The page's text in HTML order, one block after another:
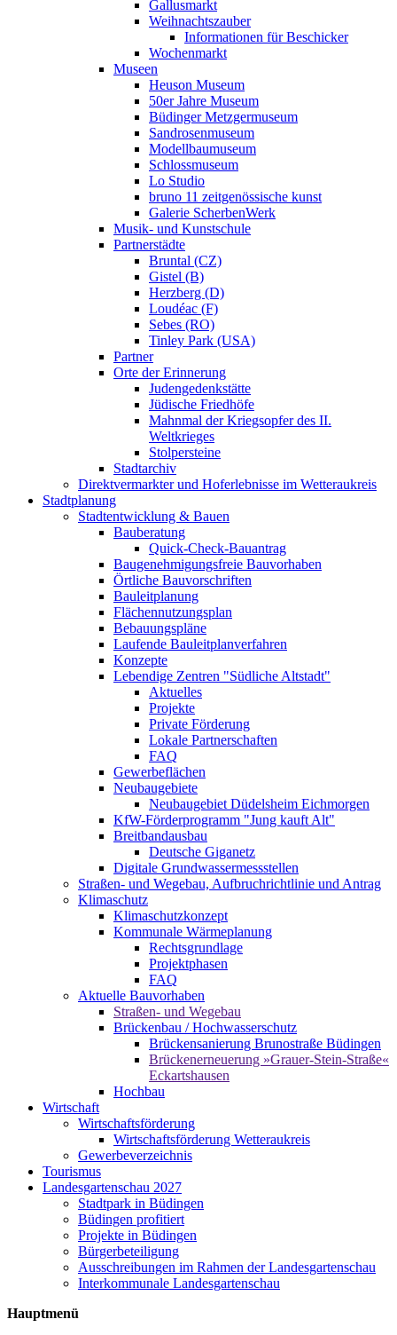
Gallusmarkt
Weihnachtszauber
Informationen für Beschicker
Wochenmarkt
Museen
Heuson Museum
50er Jahre Museum
Büdinger Metzgermuseum
Sandrosenmuseum
Modellbaumuseum
Schlossmuseum
Lo Studio
bruno 11 zeitgenössische kunst
Galerie ScherbenWerk
Musik- und Kunstschule
Partnerstädte
Bruntal (CZ)
Gistel (B)
Herzberg (D)
Loudéac (F)
Sebes (RO)
Tinley Park (USA)
Partner
Orte der Erinnerung
Judengedenkstätte
Jüdische Friedhöfe
Mahnmal der Kriegsopfer des II.
Weltkrieges
Stolpersteine
Stadtarchiv
Direktvermarkter und Hoferlebnisse im Wetteraukreis
Stadtplanung
Stadtentwicklung & Bauen
Bauberatung
Quick-Check-Bauantrag
Baugenehmigungsfreie Bauvorhaben
Örtliche Bauvorschriften
Bauleitplanung
Flächennutzungsplan
Bebauungspläne
Laufende Bauleitplanverfahren
Konzepte
Lebendige Zentren "Südliche Altstadt"
Aktuelles
Projekte
Private Förderung
Lokale Partnerschaften
FAQ
Gewerbeflächen
Neubaugebiete
Neubaugebiet Düdelsheim Eichmorgen
KfW-Förderprogramm "Jung kauft Alt"
Breitbandausbau
Deutsche Giganetz
Digitale Grundwassermessstellen
Straßen- und Wegebau, Aufbruchrichtlinie und Antrag
Klimaschutz
Klimaschutzkonzept
Kommunale Wärmeplanung
Rechtsgrundlage
Projektphasen
FAQ
Aktuelle Bauvorhaben
Straßen- und Wegebau
Brückenbau / Hochwasserschutz
Brückensanierung Brunostraße Büdingen
Brückenerneuerung »Grauer-Stein-Straße«
Eckartshausen
Hochbau
Wirtschaft
Wirtschaftsförderung
Wirtschaftsförderung Wetteraukreis
Gewerbeverzeichnis
Tourismus
Landesgartenschau 2027
Stadtpark in Büdingen
Büdingen profitiert
Projekte in Büdingen
Bürgerbeteiligung
Ausschreibungen im Rahmen der Landesgartenschau
Interkommunale Landesgartenschau
Hauptmenü